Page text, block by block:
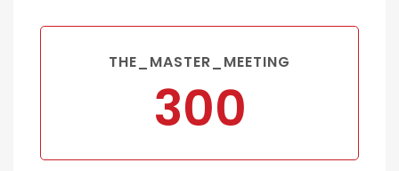
THE_MASTER_MEETING
300